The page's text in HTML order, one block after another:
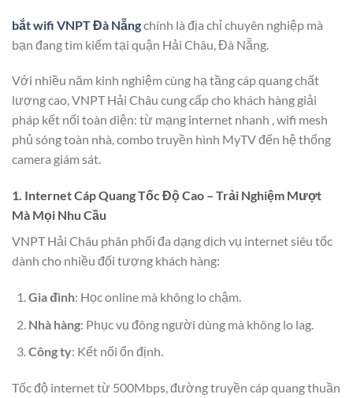
bắt wifi VNPT Đà Nẵngchính là địa chỉ chuyên nghiệp mà
bạn đang tìm kiếm tại quận Hải Châu, Đà Nẵng.
Với nhiều năm kinh nghiệm cùng hạ tầng cáp quang chất
lượng cao, VNPT Hải Châu cung cấp cho khách hàng giải
pháp kết nối toàn diện: từ mạng internet nhanh , wifi mesh
phủ sóng toàn nhà, combo truyền hình MyTV đến hệ thống
camera giám sát.
1. Internet Cáp Quang Tốc Độ Cao – Trải Nghiệm Mượt
Mà Mọi Nhu Cầu
VNPT Hải Châu phân phối đa dạng dịch vụ internet siêu tốc
dành cho nhiều đối tượng khách hàng:
Gia đình: Học online mà không lo chậm.
Nhà hàng: Phục vụ đông người dùng mà không lo lag.
Công ty: Kết nối ổn định.
Tốc độ internet từ 500Mbps, đường truyền cáp quang thuần